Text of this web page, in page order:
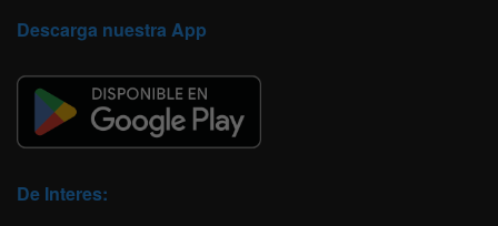
Descarga nuestra App
De Interes: